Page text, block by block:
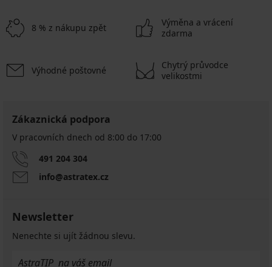
8 % z nákupu zpět
Výměna a vrácení
zdarma
Výhodné poštovné
Chytrý průvodce
velikostmi
Zákaznická podpora
V pracovních dnech od 8:00 do 17:00
491 204 304
info@astratex.cz
Newsletter
Nenechte si ujít žádnou slevu.